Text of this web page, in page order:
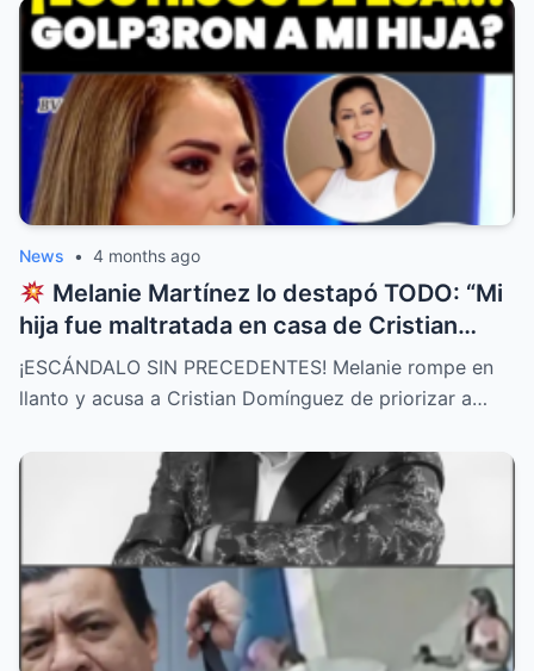
News • 4 months ago
Melanie Martínez lo destapó TODO: “Mi
hija fue maltratada en casa de Cristian
Domínguez y él lo permitió”
¡ESCÁNDALO SIN PRECEDENTES! Melanie rompe en
llanto y acusa a Cristian Domínguez de priorizar a…